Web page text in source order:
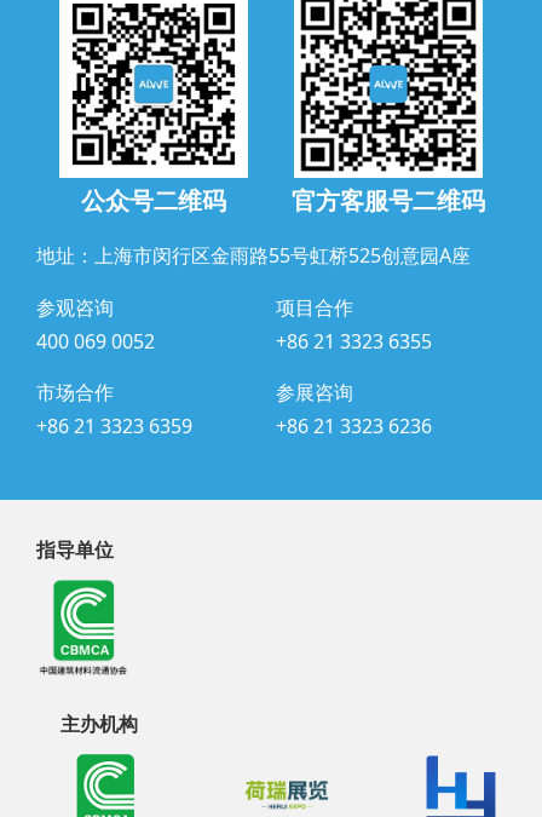
公众号二维码 官方客服号二维码
地址：上海市闵行区金雨路55号虹桥525创意园A座
参观咨询
400 069 0052
项目合作
+86 21 3323 6355
市场合作
+86 21 3323 6359
参展咨询
+86 21 3323 6236
指导单位
主办机构